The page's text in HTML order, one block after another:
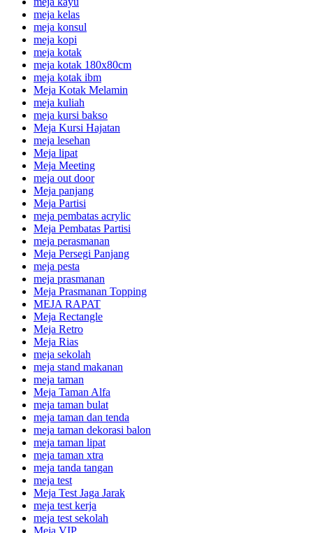
meja kelas
meja konsul
meja kopi
meja kotak
meja kotak 180x80cm
meja kotak ibm
Meja Kotak Melamin
meja kuliah
meja kursi bakso
Meja Kursi Hajatan
meja lesehan
Meja lipat
Meja Meeting
meja out door
Meja panjang
Meja Partisi
meja pembatas acrylic
Meja Pembatas Partisi
meja perasmanan
Meja Persegi Panjang
meja pesta
meja prasmanan
Meja Prasmanan Topping
MEJA RAPAT
Meja Rectangle
Meja Retro
Meja Rias
meja sekolah
meja stand makanan
meja taman
Meja Taman Alfa
meja taman bulat
meja taman dan tenda
meja taman dekorasi balon
meja taman lipat
meja taman xtra
meja tanda tangan
meja test
Meja Test Jaga Jarak
meja test kerja
meja test sekolah